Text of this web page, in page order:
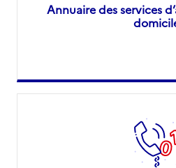
Annuaire des services